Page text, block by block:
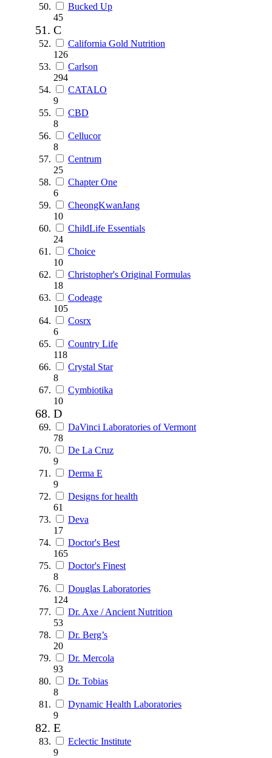
Bucked Up
45
C
California Gold Nutrition
126
Carlson
294
CATALO
9
CBD
8
Cellucor
8
Centrum
25
Chapter One
6
CheongKwanJang
10
ChildLife Essentials
24
Choice
10
Christopher's Original Formulas
18
Codeage
105
Cosrx
6
Country Life
118
Crystal Star
8
Cymbiotika
10
D
DaVinci Laboratories of Vermont
78
De La Cruz
9
Derma E
9
Designs for health
61
Deva
17
Doctor's Best
165
Doctor's Finest
8
Douglas Laboratories
124
Dr. Axe / Ancient Nutrition
53
Dr. Berg’s
20
Dr. Mercola
93
Dr. Tobias
8
Dynamic Health Laboratories
9
E
Eclectic Institute
9